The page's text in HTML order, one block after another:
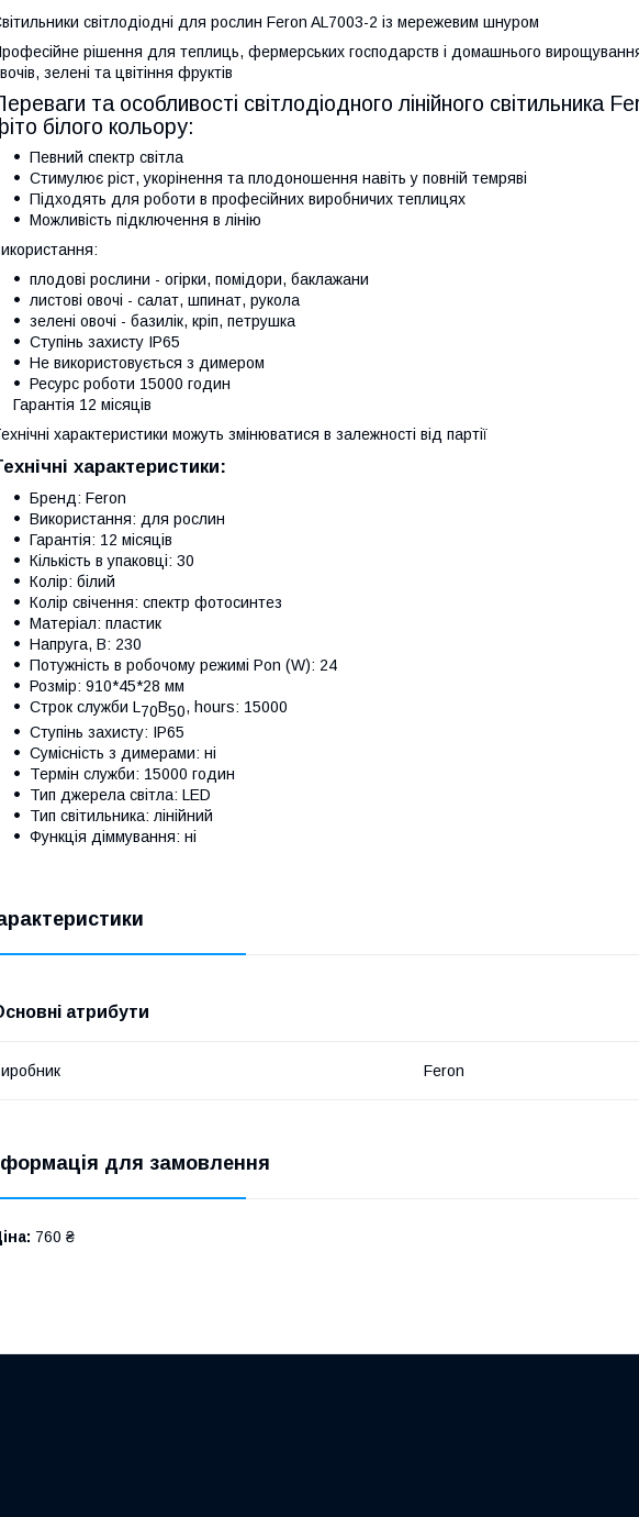
світлодіодні для рослин Feron AL7003-2 із мережевим шнуром
рішення для теплиць, фермерських господарств і домашнього
зелені та цвітіння фруктів
та особливості світлодіодного лінійного світильника
білого кольору:
Певний спектр світла
Стимулює ріст, укорінення та плодоношення навіть у повній темряві
Підходять для роботи в професійних виробничих теплицях
Можливість підключення в лінію
плодові рослини - огірки, помідори, баклажани
листові овочі - салат, шпинат, рукола
зелені овочі - базилік, кріп, петрушка
Ступінь захисту IP65
Не використовується з димером
Ресурс роботи 15000 годин
Гарантія 12 місяців
характеристики можуть змінюватися в залежності від партії
характеристики:
Бренд: Feron
Використання: для рослин
Гарантія: 12 місяців
Кількість в упаковці: 30
Колір: білий
Колір свічення: спектр фотосинтез
Матеріал: пластик
Напруга, В: 230
Потужність в робочому режимі Pon (W): 24
Розмір: 910*45*28 мм
Строк служби L70B50, hours: 15000
Ступінь захисту: IP65
Сумісність з димерами: ні
Термін служби: 15000 годин
Тип джерела світла: LED
Тип світильника: лінійний
Функція діммування: ні
атрибути
Feron
для замовлення
760 ₴